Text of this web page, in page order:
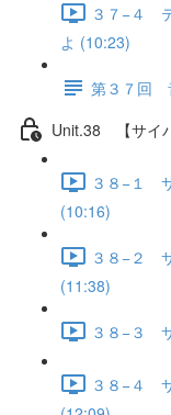
３７−４
よ (10:23)
第３７回
Unit.38 【サイ
３８−１
(10:16)
３８−２
(11:38)
３８−３
３８−４